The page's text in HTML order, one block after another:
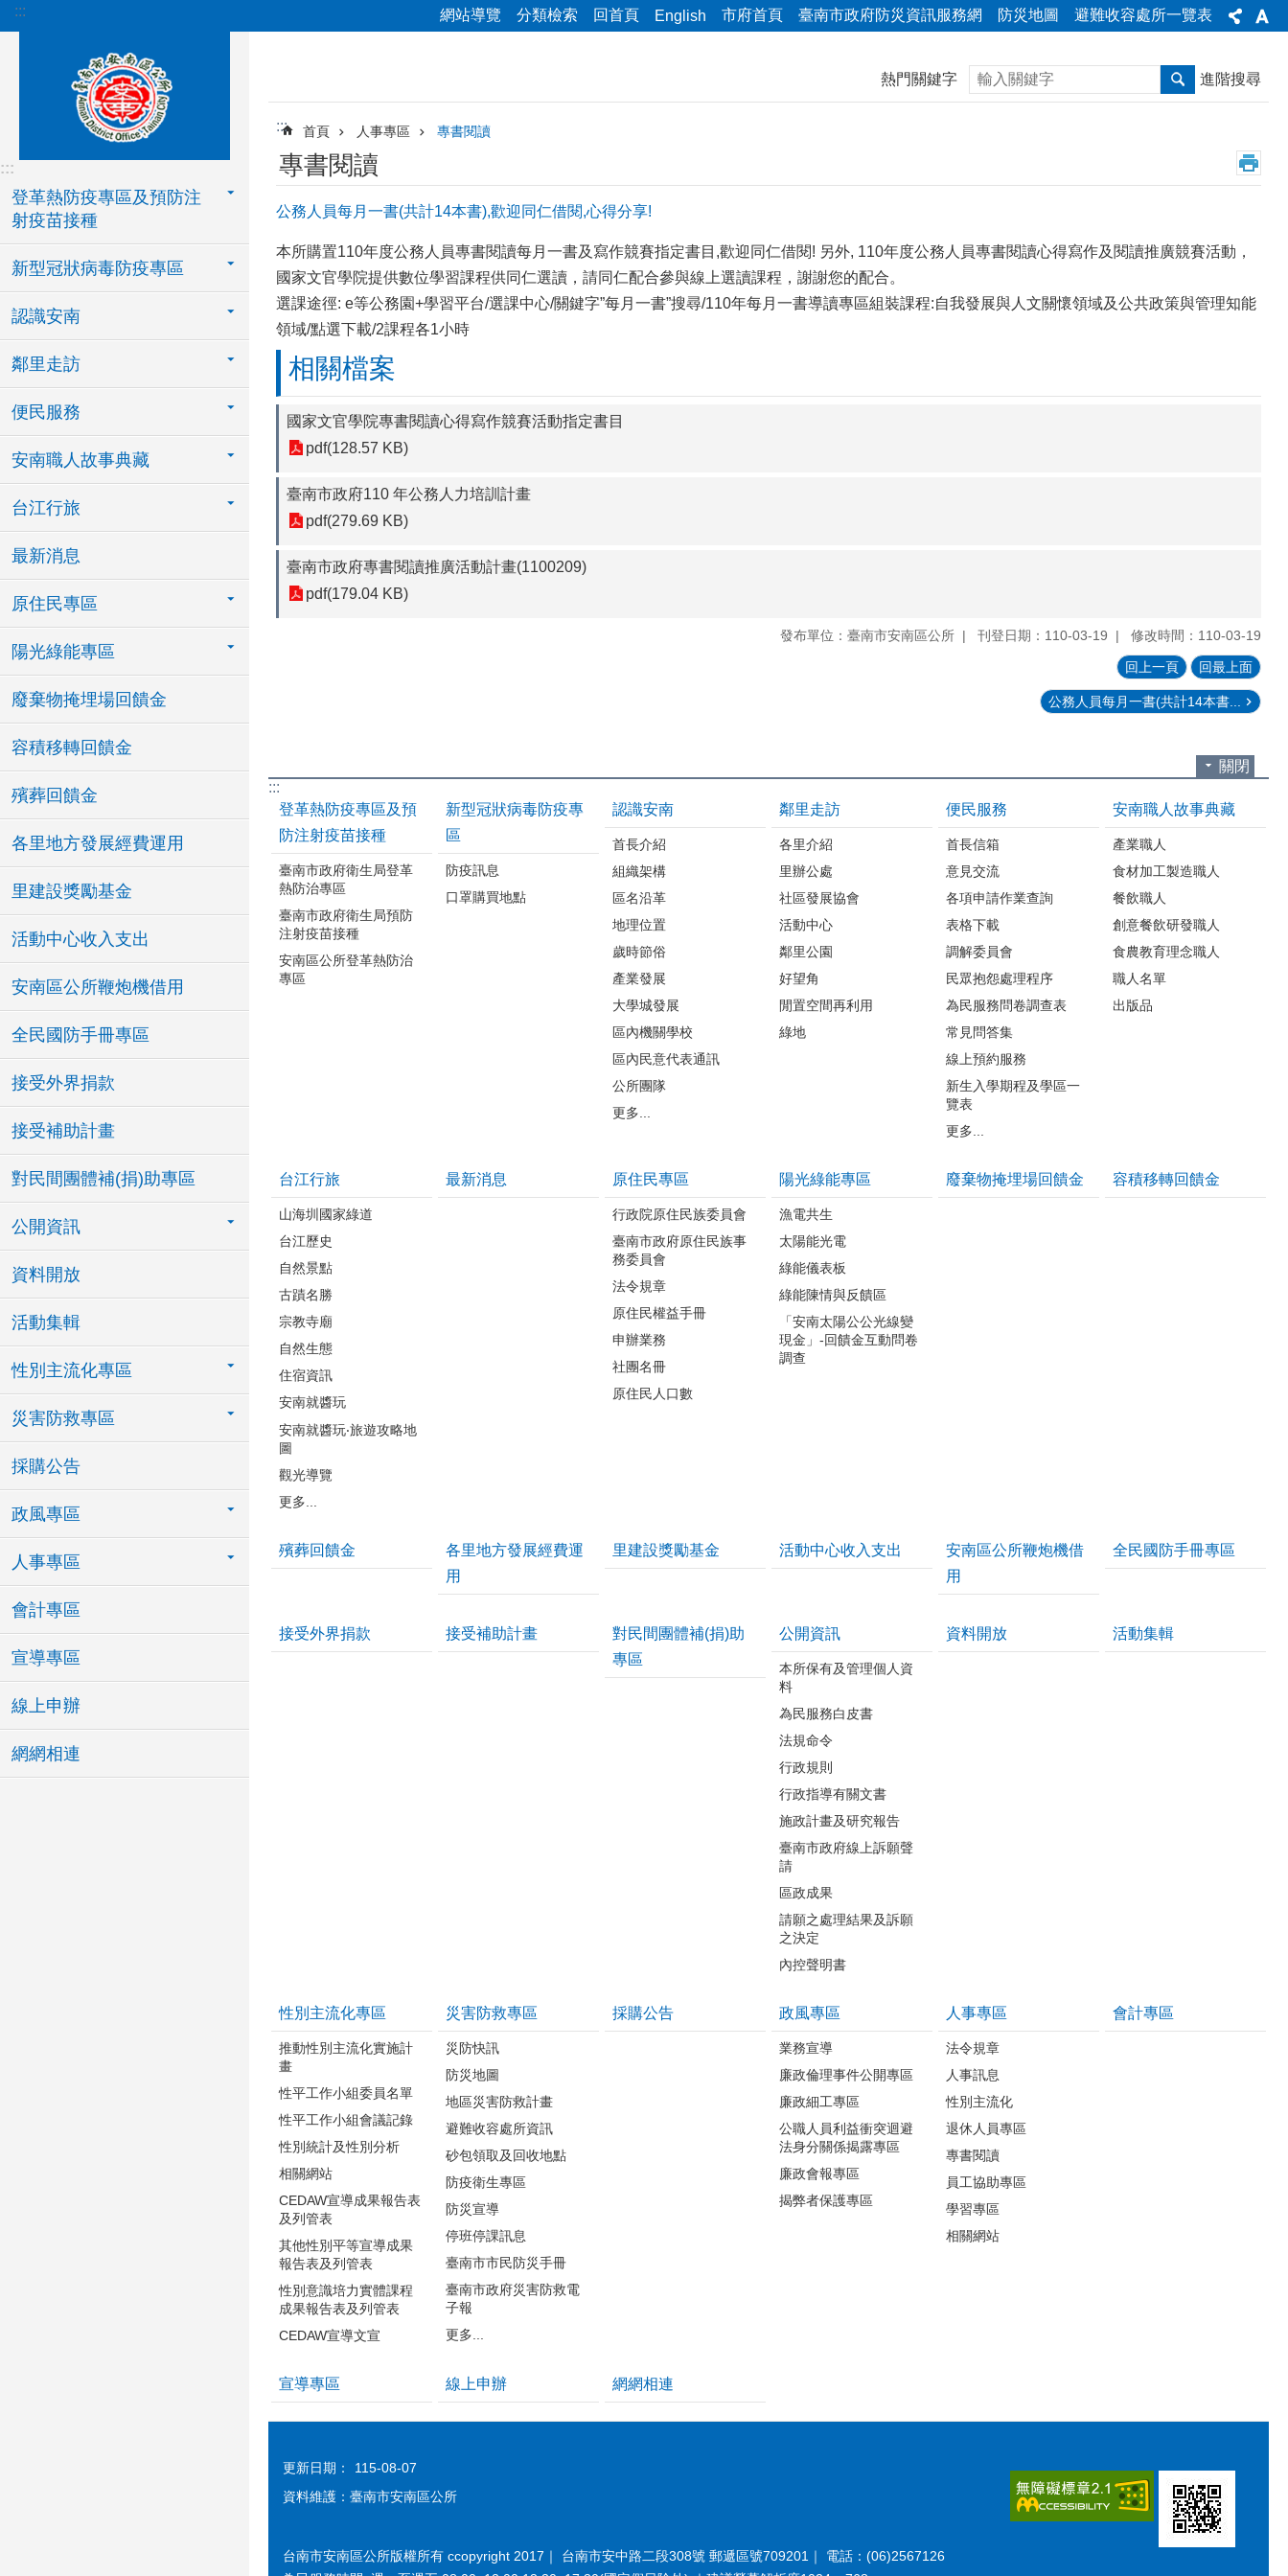
跳到主要內容區塊
::: 網站導覽 分類檢索 回首頁 English 市府首頁 臺南市政府防災資訊服務網 防災地圖 避難收容處所一覽表
:::
登革熱防疫專區及預防注
射疫苗接種
新型冠狀病毒防疫專區
認識安南
鄰里走訪
便民服務
安南職人故事典藏
台江行旅
最新消息
原住民專區
陽光綠能專區
廢棄物掩埋場回饋金
容積移轉回饋金
殯葬回饋金
各里地方發展經費運用
里建設獎勵基金
活動中心收入支出
安南區公所鞭炮機借用
全民國防手冊專區
接受外界捐款
接受補助計畫
對民間團體補(捐)助專區
公開資訊
資料開放
活動集輯
性別主流化專區
災害防救專區
採購公告
政風專區
人事專區
會計專區
宣導專區
線上申辦
網網相連
熱門關鍵字 搜尋 進階搜尋
::: 首頁 人事專區 專書閱讀
專書閱讀
公務人員每月一書(共計14本書),歡迎同仁借閱,心得分享!
本所購置110年度公務人員專書閱讀每月一書及寫作競賽指定書目,歡迎同仁借閱! 另外, 110年度公務人員專書閱讀心得寫作及閱讀推廣競賽活動，
國家文官學院提供數位學習課程供同仁選讀，請同仁配合參與線上選讀課程，謝謝您的配合。
選課途徑: e等公務園+學習平台/選課中心/關鍵字”每月一書”搜尋/110年每月一書導讀專區組裝課程:自我發展與人文關懷領域及公共政策與管理知能
領域/點選下載/2課程各1小時
相關檔案
國家文官學院專書閱讀心得寫作競賽活動指定書目
pdf(128.57 KB)
臺南市政府110 年公務人力培訓計畫
pdf(279.69 KB)
臺南市政府專書閱讀推廣活動計畫(1100209)
pdf(179.04 KB)
發布單位：臺南市安南區公所 刊登日期：110-03-19 修改時間：110-03-19
回上一頁 回最上面
公務人員每月一書(共計14本書...
關閉
:::
登革熱防疫專區及預
防注射疫苗接種
臺南市政府衛生局登革
熱防治專區
臺南市政府衛生局預防
注射疫苗接種
安南區公所登革熱防治
專區
新型冠狀病毒防疫專
區
防疫訊息
口罩購買地點
認識安南
首長介紹
組織架構
區名沿革
地理位置
歲時節俗
產業發展
大學城發展
區內機關學校
區內民意代表通訊
公所團隊
更多...
鄰里走訪
各里介紹
里辦公處
社區發展協會
活動中心
鄰里公園
好望角
閒置空間再利用
綠地
便民服務
首長信箱
意見交流
各項申請作業查詢
表格下載
調解委員會
民眾抱怨處理程序
為民服務問卷調查表
常見問答集
線上預約服務
新生入學期程及學區一
覽表
更多...
安南職人故事典藏
產業職人
食材加工製造職人
餐飲職人
創意餐飲研發職人
食農教育理念職人
職人名單
出版品
台江行旅
山海圳國家綠道
台江歷史
自然景點
古蹟名勝
宗教寺廟
自然生態
住宿資訊
安南就醬玩
安南就醬玩‧旅遊攻略地
圖
觀光導覽
更多...
最新消息 原住民專區
行政院原住民族委員會
臺南市政府原住民族事
務委員會
法令規章
原住民權益手冊
申辦業務
社團名冊
原住民人口數
陽光綠能專區
漁電共生
太陽能光電
綠能儀表板
綠能陳情與反饋區
「安南太陽公公光線變
現金」-回饋金互動問卷
調查
廢棄物掩埋場回饋金 容積移轉回饋金
殯葬回饋金
各里地方發展經費運
用
里建設獎勵基金 活動中心收入支出
安南區公所鞭炮機借
用
全民國防手冊專區
接受外界捐款 接受補助計畫
對民間團體補(捐)助
專區
公開資訊
本所保有及管理個人資
料
為民服務白皮書
法規命令
行政規則
行政指導有關文書
施政計畫及研究報告
臺南市政府線上訴願聲
請
區政成果
請願之處理結果及訴願
之決定
內控聲明書
資料開放 活動集輯
性別主流化專區
推動性別主流化實施計
畫
性平工作小組委員名單
性平工作小組會議記錄
性別統計及性別分析
相關網站
CEDAW宣導成果報告表
及列管表
其他性別平等宣導成果
報告表及列管表
性別意識培力實體課程
成果報告表及列管表
CEDAW宣導文宣
災害防救專區
災防快訊
防災地圖
地區災害防救計畫
避難收容處所資訊
砂包領取及回收地點
防疫衛生專區
防災宣導
停班停課訊息
臺南市市民防災手冊
臺南市政府災害防救電
子報
更多...
採購公告 政風專區
業務宣導
廉政倫理事件公開專區
廉政細工專區
公職人員利益衝突迴避
法身分關係揭露專區
廉政會報專區
揭弊者保護專區
人事專區
法令規章
人事訊息
性別主流化
退休人員專區
專書閱讀
員工協助專區
學習專區
相關網站
會計專區
宣導專區 線上申辦 網網相連
更新日期：
115-08-07
資料維護：臺南市安南區公所
台南市安南區公所版權所有 ccopyright 2017｜ 台南市安中路二段308號 郵遞區號709201｜ 電話：(06)2567126